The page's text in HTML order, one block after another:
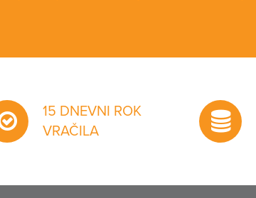
15 DNEVNI ROK
VRAČILA